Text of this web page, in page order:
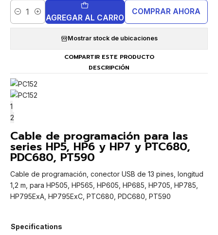
Cantidad AGREGAR AL CARRO
COMPRAR AHORA
Mostrar stock de ubicaciones
COMPARTIR ESTE PRODUCTO
DESCRIPCIÓN
1
2
Cable de programación para las
series HP5, HP6 y HP7 y PTC680,
PDC680, PT590
Cable de programación, conector USB de 13 pines, longitud
1,2 m, para HP505, HP565, HP605, HP685, HP705, HP785,
HP795ExA, HP795ExC, PTC680, PDC680, PT590
Specifications